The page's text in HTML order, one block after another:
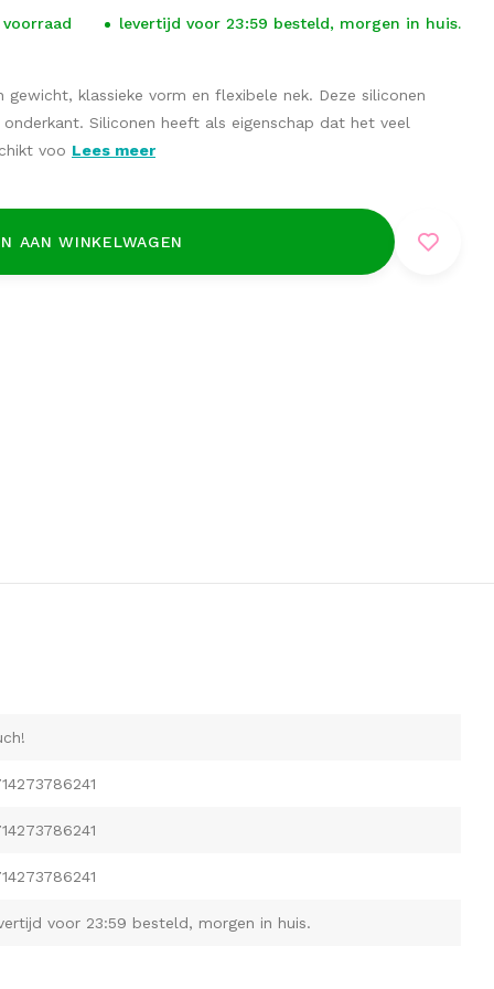
voorraad levertijd voor 23:59 besteld, morgen in huis.
klassieke vorm en flexibele nek. Deze siliconen
Siliconen heeft als eigenschap dat het veel
voo Lees meer
AAN WINKELWAGEN
voor 23:59 besteld, morgen in huis.